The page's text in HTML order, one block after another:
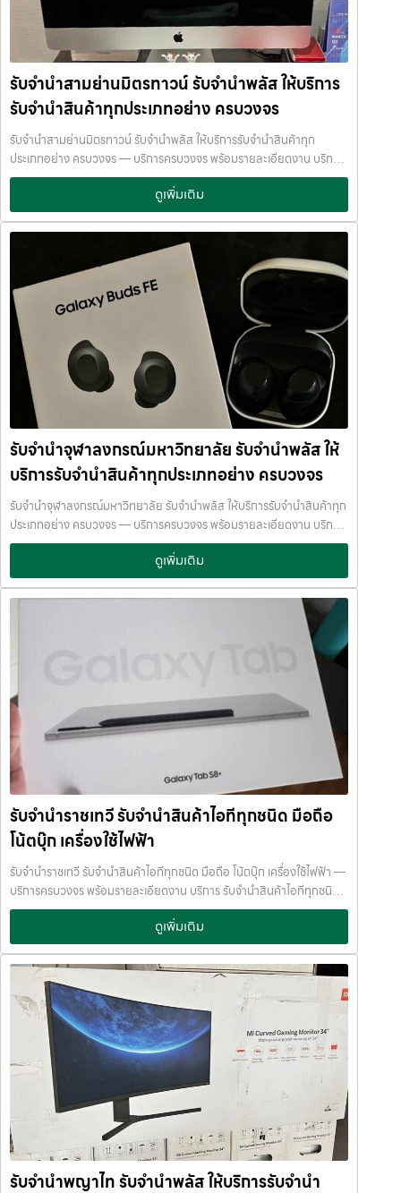
JumnumPlus ดีอย่างไร ที่ JumnumPlus เราให้บริการ รับจำนำโทรศัพท์
ทุกแบรนด์ ทุกระบบ ✔ ประเมินราคาฟรี✔ ให้ราคาตามตลาดจริง✔ ไม่กด
ราคา✔…
โน้ตบุ๊ก เครื่องใช้ไฟฟ้า หรือ สินทรัพย์มีค่าอื่น ๆ — พร้อมประเมินราคาอย่าง
เป็นธรรม ให้ราคาสูง และจ่ายเงินสดรวดเร็วภายในไม่กี่นาที เรามีมาตรฐาน
การให้บริการที่ โปร่งใส ปลอดภัย เชื่อถือได้ การดูแลสินค้าทุกชิ้นอย่างดี
ภายในสถานที่ที่มีระบบรักษาความปลอดภัยครบครัน ทีมงานเชี่ยวชาญ
พร้อมให้คำปรึกษาอย่างมืออาชีพ คุณได้รับเงินจริงทันที ไม่ต้องรอนาน การ
บริการของเราออกแบบมาเพื่อตอบโจทย์ลูกค้าที่ต้องการเงินด่วนโดยไม่
ต้องขายสินทรัพย์ เราเข้าใจความรู้สึกของลูกค้า เรารักษาความลับ และ
พยายามให้บริการด้วยความอ่อนโยน สุจริต และไว้วางใจได้ พื้นที่บริการ
ของ รับจำนำพลัส เพื่อให้ครอบคลุมกลุ่มลูกค้าในหลายเขตกรุงเทพฯ เรามี
จุดบริการในหลายพื้นที่สำคัญดังนี้: เขต ลาดพร้าว เขต แจ้งวัฒนะ เขต สีลม
เขต รัชดา เขต บางแค เขต รามอินทรา เขต บางนา ไม่ว่าคุณอยู่ในซอย
ลาดพร้าวโชคชัย4 ลาดปลาเค้า รัชดาซอย หรือใกล้แยกสีลม ช่องนนทรี
บางนา เมกาบางนา บางแค เดอะมอลล์บางแค รามอินทรา กม.8 หรือใกล้
โชว์รูมแจ้งวัฒนะ — เราพร้อมให้บริการถึงที่ บริการรับจำนำสินค้าที่ให้
บริการ ที่ รับจำนำพลัส เรามีบริการครอบคลุมหลากหลายประเภทสินค้าที่
ลูกค้าต้องการจำนำ ดังนี้: รับจำนำ โทรศัพท์มือถือ / สมาร์ตโฟน (iPhone,
Samsung, Huawei, Oppo ฯลฯ) รับจำนำ โน้ตบุ๊ก / คอมพิวเตอร์ /
แล็ปท็อป รับจำนำ แท็บเล็ต / iPad รับจำนำ เครื่องใช้ไฟฟ้าเล็ก / เครื่องใช้
ไฟฟ้าภายในบ้าน รับจำนำ กล้องถ่ายรูป / กล้องดิจิตอล / อุปกรณ์ถ่ายภาพ
รับจำนำ ของสะสม / ของมีค่าอื่น ๆ บริการแต่ละประเภท ประเมินราคาตาม
สภาพสินค้า รุ่น ยี่ห้อ อายุการใช้งาน เราให้ราคาสูง พร้อมจ่ายเงินสดทันใจ
ความปลอดภัย และการดูแล ระบบกล้องวงจรปิด CCTV ทุกมุม ห้องนิรภัย
/ ตู้นิรภัย พนักงานผ่านการฝึกอบรม ประกันความเสียหาย / ความสูญหาย
บันทึกข้อมูลลูกค้าเป็นความลับ คำแนะนำสำหรับผู้ใช้บริการ เก็บสลิป /
เอกสารสัญญาอย่างดี อย่าเสียบแบตเตอรี่นานนับเดือน ไถ่ถอนก่อนหมด
กำหนด ติดต่อเราได้ทันทีหากมีปัญหา ลิงก์ที่เกี่ยวข้อง รับจำนำเทอร์มิ
นัล21อโศก รับจำนำเทอร์มินัล21อโศก
รับจำนำสามย่านมิตรทาวน์ รับจำนำพลัส ให้บริการ
รับจำนำสินค้าทุกประเภทอย่าง ครบวงจร
รับจำนำสามย่านมิตรทาวน์ รับจำนำพลัส ให้บริการรับจำนำสินค้าทุก
ประเภทอย่าง ครบวงจร — บริการครบวงจร พร้อมรายละเอียดงาน บริการ
รับจำนำสินค้าไอทีทุกชนิด พร้อมให้บริการในเขต ลาดพร้าว แจ้งวัฒนะ สีลม
รัชดา บางแค รามอินทรา บางนา ด้วยมาตรฐาน รวดเร็ว ปลอดภัย ให้ราคา
สูง รับจำนำสามย่านมิตรทาวน์ — รับจำนำพลัส ให้บริการรับจำนำสินค้าทุก
ประเภทอย่าง ครบวงจร รับจำนำสามย่านมิตรทาวน์ รับจำนำพลัส ให้บริการ
รับจำนำสินค้าทุกประเภทอย่าง ครบวงจร จ่ายเงินสดทันที ไม่รอนาน รับ
จำนำสามย่านมิตรทาวน์ จ่ายเงินสดทันที ไม่รอนาน จำนำพลัส
JumnumPlus.com บริการรับจำนำที่เชื่อถือได้ในกรุงเทพฯ โทรศัพท์ มือ
ถือ โน้ตบุ๊ก เครื่องใช้ไฟฟ้า และสินทรัพย์มีค่าอื่น ๆ ทำไมเลือก รับจำนำพลัส
(JumnumPlus) เมื่อคุณต้องการเงินด่วน เราที่ รับจำนำพลัส ให้บริการรับ
จำนำสินค้าทุกประเภทอย่างครบวงจร — ไม่ว่าจะเป็น โทรศัพท์มือถือ
โน้ตบุ๊ก เครื่องใช้ไฟฟ้า หรือ สินทรัพย์มีค่าอื่น ๆ — พร้อมประเมินราคาอย่าง
เป็นธรรม ให้ราคาสูง และจ่ายเงินสดรวดเร็วภายในไม่กี่นาที เรามีมาตรฐาน
การให้บริการที่ โปร่งใส ปลอดภัย เชื่อถือได้ การดูแลสินค้าทุกชิ้นอย่างดี
ภายในสถานที่ที่มีระบบรักษาความปลอดภัยครบครัน ทีมงานเชี่ยวชาญ
พร้อมให้คำปรึกษาอย่างมืออาชีพ คุณได้รับเงินจริงทันที ไม่ต้องรอนาน การ
บริการของเราออกแบบมาเพื่อตอบโจทย์ลูกค้าที่ต้องการเงินด่วนโดยไม่
ต้องขายสินทรัพย์ เราเข้าใจความรู้สึกของลูกค้า เรารักษาความลับ และ
พยายามให้บริการด้วยความอ่อนโยน สุจริต และไว้วางใจได้ พื้นที่บริการ
ของ รับจำนำพลัส เพื่อให้ครอบคลุมกลุ่มลูกค้าในหลายเขตกรุงเทพฯ เรามี
จุดบริการในหลายพื้นที่สำคัญดังนี้: เขต ลาดพร้าว เขต แจ้งวัฒนะ เขต สีลม
เขต รัชดา เขต บางแค เขต รามอินทรา เขต บางนา ไม่ว่าคุณอยู่ในซอย
ลาดพร้าวโชคชัย4 ลาดปลาเค้า รัชดาซอย หรือใกล้แยกสีลม ช่องนนทรี
บางนา เมกาบางนา บางแค เดอะมอลล์บางแค รามอินทรา กม.8 หรือใกล้
โชว์รูมแจ้งวัฒนะ — เราพร้อมให้บริการถึงที่ บริการรับจำนำสินค้าที่ให้
บริการ ที่ รับจำนำพลัส เรามีบริการครอบคลุมหลากหลายประเภทสินค้าที่
ลูกค้าต้องการจำนำ ดังนี้: รับจำนำ โทรศัพท์มือถือ / สมาร์ตโฟน (iPhone,
Samsung, Huawei, Oppo ฯลฯ) รับจำนำ โน้ตบุ๊ก / คอมพิวเตอร์ /
แล็ปท็อป รับจำนำ แท็บเล็ต / iPad รับจำนำ เครื่องใช้ไฟฟ้าเล็ก / เครื่องใช้
ไฟฟ้าภายในบ้าน รับจำนำ กล้องถ่ายรูป / กล้องดิจิตอล / อุปกรณ์ถ่ายภาพ
รับจำนำ ของสะสม / ของมีค่าอื่น ๆ บริการแต่ละประเภท ประเมินราคาตาม
สภาพสินค้า รุ่น ยี่ห้อ อายุการใช้งาน เราให้ราคาสูง พร้อมจ่ายเงินสดทันใจ
ความปลอดภัย และการดูแล ระบบกล้องวงจรปิด CCTV ทุกมุม ห้องนิรภัย
/ ตู้นิรภัย พนักงานผ่านการฝึกอบรม ประกันความเสียหาย / ความสูญหาย
บันทึกข้อมูลลูกค้าเป็นความลับ คำแนะนำสำหรับผู้ใช้บริการ เก็บสลิป /
เอกสารสัญญาอย่างดี อย่าเสียบแบตเตอรี่นานนับเดือน ไถ่ถอนก่อนหมด
กำหนด ติดต่อเราได้ทันทีหากมีปัญหา ลิงก์ที่เกี่ยวข้อง รับจำนำสามย่าน
มิตรทาวน์ รับจำนำสามย่านมิตรทาวน์
ดูเพิ่มเติม
รับจำนำจุฬาลงกรณ์มหาวิทยาลัย รับจำนำพลัส ให้
บริการรับจำนำสินค้าทุกประเภทอย่าง ครบวงจร
รับจำนำจุฬาลงกรณ์มหาวิทยาลัย รับจำนำพลัส ให้บริการรับจำนำสินค้าทุก
ประเภทอย่าง ครบวงจร — บริการครบวงจร พร้อมรายละเอียดงาน บริการ
รับจำนำสินค้าไอทีทุกชนิด พร้อมให้บริการในเขต ลาดพร้าว แจ้งวัฒนะ สีลม
รัชดา บางแค รามอินทรา บางนา ด้วยมาตรฐาน รวดเร็ว ปลอดภัย ให้ราคา
สูง รับจำนำจุฬาลงกรณ์มหาวิทยาลัย — รับจำนำพลัส ให้บริการรับจำนำ
สินค้าทุกประเภทอย่าง ครบวงจร รับจำนำจุฬาลงกรณ์มหาวิทยาลัย รับ
จำนำพลัส ให้บริการรับจำนำสินค้าทุกประเภทอย่าง ครบวงจร จ่ายเงินสด
ทันที ไม่รอนาน รับจำนำจุฬาลงกรณ์มหาวิทยาลัย จ่ายเงินสดทันที ไม่รอ
กรุงเทพฯ โทรศัพท์ มือถือ โน้ตบุ๊ก เครื่องใช้ไฟฟ้า และสินทรัพย์มีค่าอื่น ๆ
ทำไมเลือก รับจำนำพลัส (JumnumPlus) เมื่อคุณต้องการเงินด่วน เราที่
รับจำนำพลัส ให้บริการรับจำนำสินค้าทุกประเภทอย่างครบวงจร — ไม่ว่าจะ
เป็น โทรศัพท์มือถือ โน้ตบุ๊ก เครื่องใช้ไฟฟ้า หรือ สินทรัพย์มีค่าอื่น ๆ —
พร้อมประเมินราคาอย่างเป็นธรรม ให้ราคาสูง และจ่ายเงินสดรวดเร็วภายใน
ไม่กี่นาที เรามีมาตรฐานการให้บริการที่ โปร่งใส ปลอดภัย เชื่อถือได้ การดูแล
สินค้าทุกชิ้นอย่างดี ภายในสถานที่ที่มีระบบรักษาความปลอดภัยครบครัน
ทีมงานเชี่ยวชาญ พร้อมให้คำปรึกษาอย่างมืออาชีพ คุณได้รับเงินจริงทันที
ไม่ต้องรอนาน การบริการของเราออกแบบมาเพื่อตอบโจทย์ลูกค้าที่ต้องการ
เงินด่วนโดยไม่ต้องขายสินทรัพย์ เราเข้าใจความรู้สึกของลูกค้า เรารักษา
ความลับ และพยายามให้บริการด้วยความอ่อนโยน สุจริต และไว้วางใจได้
พื้นที่บริการของ รับจำนำพลัส เพื่อให้ครอบคลุมกลุ่มลูกค้าในหลายเขต
กรุงเทพฯ เรามีจุดบริการในหลายพื้นที่สำคัญดังนี้: เขต ลาดพร้าว เขต
แจ้งวัฒนะ เขต สีลม เขต รัชดา เขต บางแค เขต รามอินทรา เขต บางนา ไม่ว่า
คุณอยู่ในซอย ลาดพร้าวโชคชัย4 ลาดปลาเค้า รัชดาซอย หรือใกล้แยกสีลม
ช่องนนทรี บางนา เมกาบางนา บางแค เดอะมอลล์บางแค รามอินทรา กม.8
หรือใกล้โชว์รูมแจ้งวัฒนะ — เราพร้อมให้บริการถึงที่ บริการรับจำนำสินค้าที่
ให้บริการ ที่ รับจำนำพลัส เรามีบริการครอบคลุมหลากหลายประเภทสินค้าที่
ลูกค้าต้องการจำนำ ดังนี้: รับจำนำ โทรศัพท์มือถือ / สมาร์ตโฟน (iPhone,
Samsung, Huawei, Oppo ฯลฯ) รับจำนำ โน้ตบุ๊ก / คอมพิวเตอร์ /
แล็ปท็อป รับจำนำ แท็บเล็ต / iPad รับจำนำ เครื่องใช้ไฟฟ้าเล็ก / เครื่องใช้
ไฟฟ้าภายในบ้าน รับจำนำ กล้องถ่ายรูป / กล้องดิจิตอล / อุปกรณ์ถ่ายภาพ
รับจำนำ ของสะสม / ของมีค่าอื่น ๆ บริการแต่ละประเภท ประเมินราคาตาม
สภาพสินค้า รุ่น ยี่ห้อ อายุการใช้งาน เราให้ราคาสูง พร้อมจ่ายเงินสดทันใจ
ความปลอดภัย และการดูแล ระบบกล้องวงจรปิด CCTV ทุกมุม ห้องนิรภัย
/ ตู้นิรภัย พนักงานผ่านการฝึกอบรม ประกันความเสียหาย / ความสูญหาย
บันทึกข้อมูลลูกค้าเป็นความลับ คำแนะนำสำหรับผู้ใช้บริการ เก็บสลิป /
เอกสารสัญญาอย่างดี อย่าเสียบแบตเตอรี่นานนับเดือน ไถ่ถอนก่อนหมด
ดูเพิ่มเติม
รับจำนำราชเทวี รับจำนำสินค้าไอทีทุกชนิด มือถือ
โน้ตบุ๊ก เครื่องใช้ไฟฟ้า
รับจำนำราชเทวี รับจำนำสินค้าไอทีทุกชนิด มือถือ โน้ตบุ๊ก เครื่องใช้ไฟฟ้า —
บริการครบวงจร พร้อมรายละเอียดงาน บริการ รับจำนำสินค้าไอทีทุกชนิด
พร้อมให้บริการในเขต ลาดพร้าว แจ้งวัฒนะ สีลม รัชดา บางแค รามอินทรา
บางนา ด้วยมาตรฐาน รวดเร็ว ปลอดภัย ให้ราคาสูง รับจำนำราชเทวี — รับ
จำนำสินค้าไอทีทุกชนิด มือถือ โน้ตบุ๊ก เครื่องใช้ไฟฟ้า รับจำนำราชเทวี รับ
จำนำสินค้าไอทีทุกชนิด มือถือ โน้ตบุ๊ก เครื่องใช้ไฟฟ้า รับจำนำพลัส เงินด่วน
ทันใจ ของมีค่าปลอดภัย ให้ราคาสูง พร้อมบริการถึงที่ รับจำนำราชเทวี รับ
จำนำพลัส เงินด่วนทันใจ ของมีค่าปลอดภัย ให้ราคาสูง พร้อมบริการถึงที่
จำนำพลัส JumnumPlus.com บริการรับจำนำที่เชื่อถือได้ในกรุงเทพฯ
โทรศัพท์ มือถือ โน้ตบุ๊ก เครื่องใช้ไฟฟ้า และสินทรัพย์มีค่าอื่น ๆ ทำไมเลือก
รับจำนำพลัส (JumnumPlus) เมื่อคุณต้องการเงินด่วน เราที่ รับจำนำ
พลัส ให้บริการรับจำนำสินค้าทุกประเภทอย่างครบวงจร — ไม่ว่าจะเป็น
โทรศัพท์มือถือ โน้ตบุ๊ก เครื่องใช้ไฟฟ้า หรือ สินทรัพย์มีค่าอื่น ๆ — พร้อม
ประเมินราคาอย่างเป็นธรรม ให้ราคาสูง และจ่ายเงินสดรวดเร็วภายในไม่กี่
นาที เรามีมาตรฐานการให้บริการที่ โปร่งใส ปลอดภัย เชื่อถือได้ การดูแล
สินค้าทุกชิ้นอย่างดี ภายในสถานที่ที่มีระบบรักษาความปลอดภัยครบครัน
ทีมงานเชี่ยวชาญ พร้อมให้คำปรึกษาอย่างมืออาชีพ คุณได้รับเงินจริงทันที
ดูเพิ่มเติม
รับจำนำพญาไท รับจำนำพลัส ให้บริการรับจำนำ